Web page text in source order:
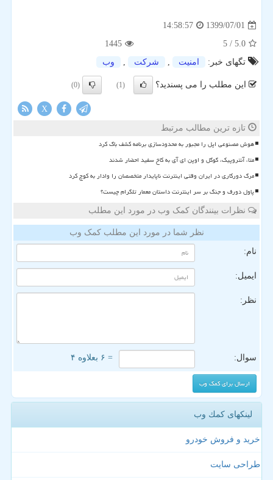
1399/07/01
14:58:57
5.0
/ 5
1445
تگهای خبر:
امنیت , شركت , وب
این مطلب را می پسندید؟ (1)
(0)
X
تازه ترین مطالب مرتبط
هوش مصنوعی اپل را مجبور به محدودسازی برنامه کشف باگ کرد
متا، آنتروپیک، گوگل و اوپن ای آی به کاخ سفید احضار شدند
مرگ دورکاری در ایران وقتی اینترنت ناپایدار متخصصان را وادار به کوچ کرد
پاول دورف و جنگ بر سر اینترنت داستان معمار تلگرام چیست؟
نظرات بینندگان کمک وب در مورد این مطلب
نظر شما در مورد این مطلب کمک وب
نام:
ایمیل:
نظر:
سوال: = ۶ بعلاوه ۴
لینکهای كمك وب
خرید و فروش خودرو
طراحی سایت